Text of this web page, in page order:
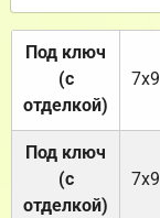
Под ключ
(с
отделкой)
7х9
Под ключ
(с
отделкой)
7х9